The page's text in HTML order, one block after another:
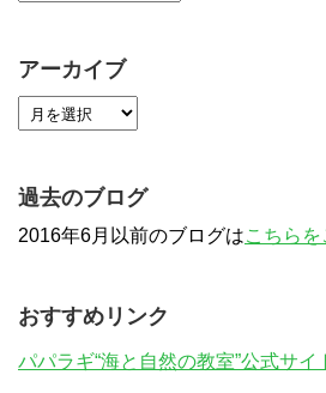
アーカイブ
過去のブログ
2016年6月以前のブログはこちら
おすすめリンク
パパラギ“海と自然の教室”公式サイ